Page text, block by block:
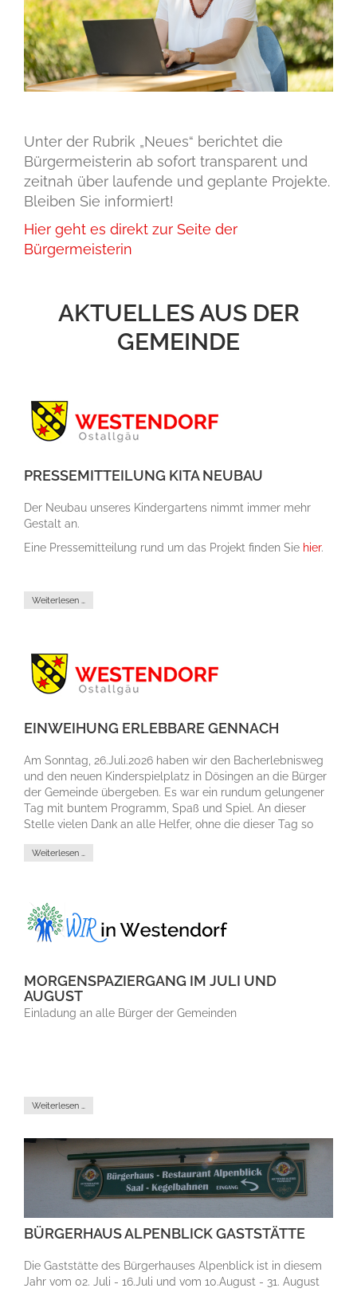
Unter der Rubrik „Neues“ berichtet die
Bürgermeisterin ab sofort transparent und
zeitnah über laufende und geplante Projekte.
Bleiben Sie informiert!
Hier geht es direkt zur Seite der
Bürgermeisterin
AKTUELLES AUS DER
GEMEINDE
PRESSEMITTEILUNG KITA NEUBAU
Der Neubau unseres Kindergartens nimmt immer mehr
Gestalt an.
Eine Pressemitteilung rund um das Projekt finden Sie hier.
Weiterlesen …
EINWEIHUNG ERLEBBARE GENNACH
Am Sonntag, 26.Juli.2026 haben wir den Bacherlebnisweg
und den neuen Kinderspielplatz in Dösingen an die Bürger
der Gemeinde übergeben. Es war ein rundum gelungener
Tag mit buntem Programm, Spaß und Spiel. An dieser
Stelle vielen Dank an alle Helfer, ohne die dieser Tag so
Weiterlesen …
MORGENSPAZIERGANG IM JULI UND
AUGUST
Einladung an alle Bürger der Gemeinden
Weiterlesen …
BÜRGERHAUS ALPENBLICK GASTSTÄTTE
Die Gaststätte des Bürgerhauses Alpenblick ist in diesem
Jahr vom 02. Juli - 16.Juli und vom 10.August - 31. August